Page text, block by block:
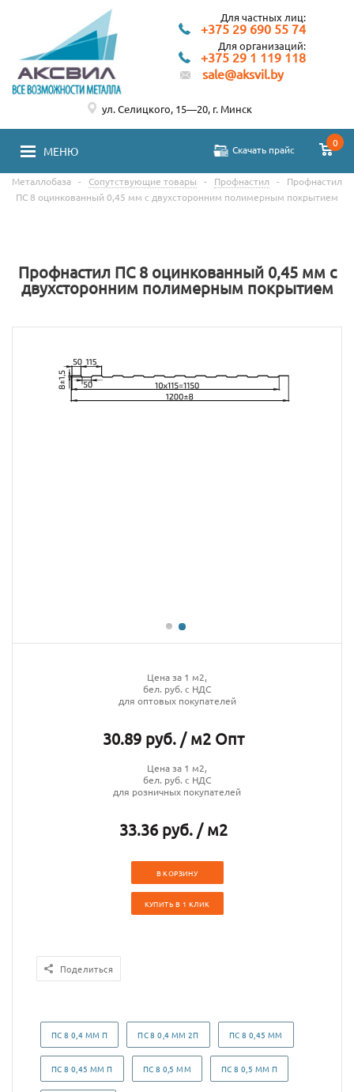
Для частных лиц:
+375 29 690 55 74
Для организаций:
+375 29 1 119 118
sale@aksvil.by
МЕНЮ Скачать прайс
0
ул. Селицкого, 15—20, г. Минск
Металлобаза - Сопутствующие товары - Профнастил -
Профнастил
ПС 8 оцинкованный 0,45 мм с двухсторонним полимерным покрытием
Профнастил ПС 8 оцинкованный 0,45 мм с
двухсторонним полимерным покрытием
Цена за 1 м2,
бел. руб. с НДС
для оптовых покупателей
30.89 руб. / м2 Опт
Цена за 1 м2,
бел. руб. с НДС
для розничных покупателей
33.36 руб. / м2
В КОРЗИНУ
КУПИТЬ В 1 КЛИК
Поделиться
ПС 8 0,4 ММ П ПС 8 0,4 ММ 2П ПС 8 0,45 ММ
ПС 8 0,45 ММ П ПС 8 0,5 ММ ПС 8 0,5 ММ П